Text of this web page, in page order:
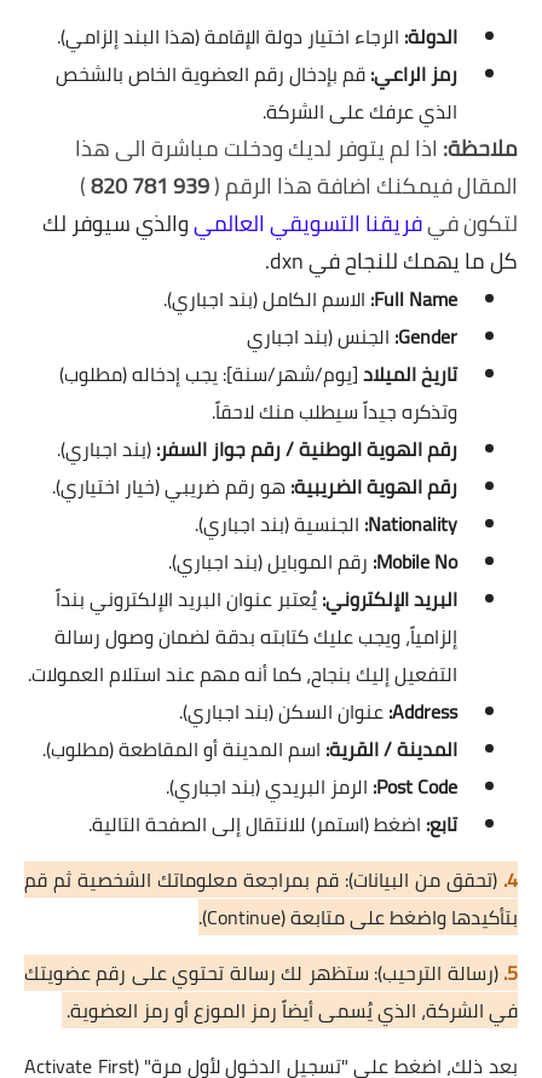
الدولة: الرجاء اختيار دولة الإقامة (هذا البند إلزامي).
رمز الراعي:قم بإدخال رقم العضوية الخاص بالشخص
الذي عرفك على الشركة.
ملاحظة: اذا لم يتوفر لديك ودخلت مباشرة الى هذا
المقال فيمكنك اضافة هذا الرقم (
820781939
)
لتكون فيفريقنا التسويقي العالميوالذي سيوفر لك
كل ما يهمك للنجاح في dxn.
Full Name: الاسم الكامل (بند اجباري).
Gender: الجنس (بند اجباري
تاريخ الميلاد[يوم/شهر/سنة]: يجب إدخاله (مطلوب)
وتذكره جيداً سيطلب منك لاحقاً.
رقم الهوية الوطنية / رقم جواز السفر:(بند اجباري).
رقم الهوية الضريبية:هو رقم ضريبي (خيار اختياري).
Nationality: الجنسية (بند اجباري).
Mobile No: رقم الموبايل (بند اجباري).
البريد الإلكتروني:يُعتبر عنوان البريد الإلكتروني بنداً
إلزامياً، ويجب عليك كتابته بدقة لضمان وصول رسالة
التفعيل إليك بنجاح، كما أنه مهم عند استلام العمولات.
Address: عنوان السكن (بند اجباري).
المدينة / القرية: اسم المدينة أو المقاطعة (مطلوب).
Post Code: الرمز البريدي (بند اجباري).
تابع: اضغط (استمر) للانتقال إلى الصفحة التالية.
4. (تحقق من البيانات): قم بمراجعة معلوماتك الشخصية ثم قم
بتأكيدها واضغط على متابعة (Continue).
5. (رسالة الترحيب): ستظهر لك رسالة تحتوي على رقم عضويتك
في الشركة، الذي يُسمى أيضاً رمز الموزع أو رمز العضوية.
بعد ذلك، اضغط على "تسجيل الدخول لأول مرة" (Activate First